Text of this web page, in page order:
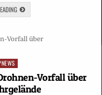
Vorfall über